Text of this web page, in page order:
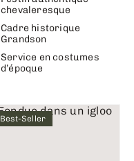
chevaleresque
Cadre historique
Grandson
Service en costumes
d’époque
Best-Seller